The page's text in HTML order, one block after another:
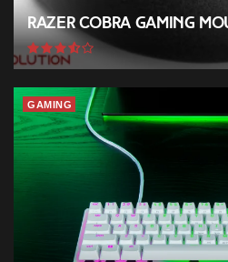
Razer Cobra Gaming
GAMING